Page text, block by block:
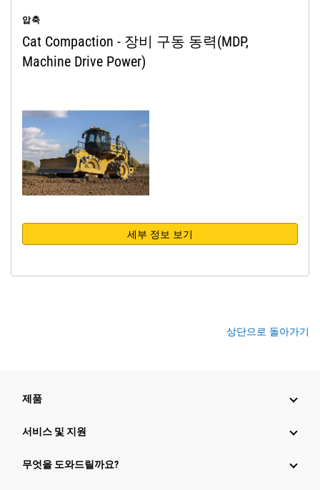
압축
Cat Compaction - 장비 구동 동력(MDP,
Machine Drive Power)
세부 정보 보기
상단으로 돌아가기
제품
서비스 및 지원
무엇을 도와드릴까요?